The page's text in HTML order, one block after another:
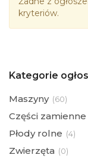
kryteriów.
Kategorie
Maszyny (60)
Części zamienne
Płody rolne (4)
Zwierzęta (0)